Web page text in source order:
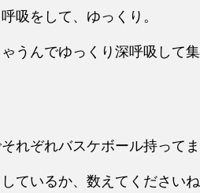
吸をして、ゆっくり。
うんでゆっくり深呼吸して
れぞれバスケボール持ってま
ているか、数えてくださいね